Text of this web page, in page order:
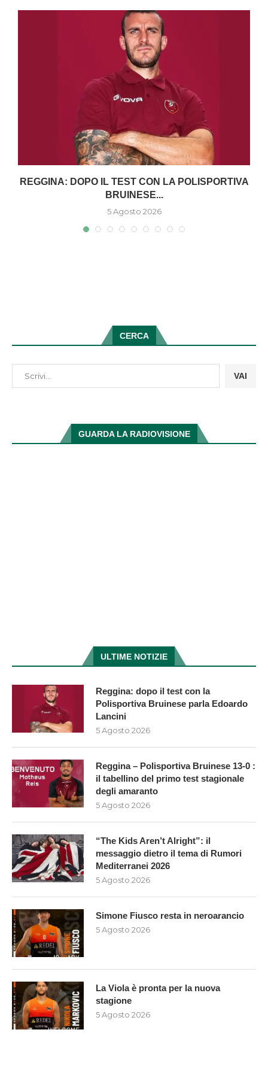
REGGINA: DOPO IL TEST CON LA POLISPORTIVA
BRUINESE...
5 Agosto 2026
CERCA
VAI
GUARDA LA RADIOVISIONE
ULTIME NOTIZIE
Reggina: dopo il test con la
Polisportiva Bruinese parla Edoardo
Lancini
5 Agosto 2026
Reggina – Polisportiva Bruinese 13-0 :
il tabellino del primo test stagionale
degli amaranto
5 Agosto 2026
“The Kids Aren’t Alright”: il
messaggio dietro il tema di Rumori
Mediterranei 2026
5 Agosto 2026
Simone Fiusco resta in neroarancio
5 Agosto 2026
La Viola è pronta per la nuova
stagione
5 Agosto 2026